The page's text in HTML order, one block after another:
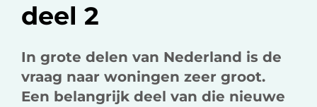
deel 2
In grote delen van Nederland is de
vraag naar woningen zeer groot.
Een belangrijk deel van die nieuwe